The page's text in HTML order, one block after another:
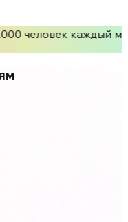
человек каждый